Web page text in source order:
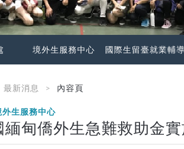
境外生服務中心 國際生留臺就業輔導
最新消息 內容頁
外生服務中心
甸僑外生急難救助金實